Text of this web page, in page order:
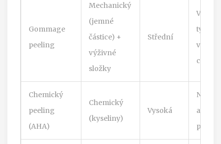
Gommage
peeling
Mechanický
(jemné
částice) +
výživné
složky
Střední
typy,
včetně
citlivé
Chemický
peeling
(AHA)
Chemický
(kyseliny)
Vysoká
a
pleť